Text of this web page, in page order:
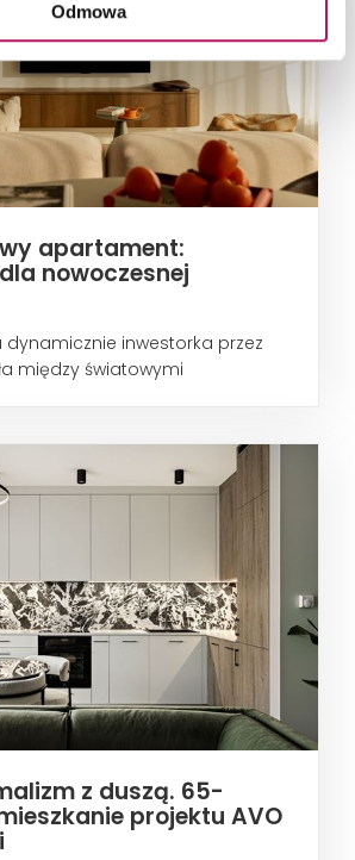
Odmowa
apartament:
nowoczesnej
dynamicznie inwestorka przez
między światowymi
z duszą. 65-
projektu AVO